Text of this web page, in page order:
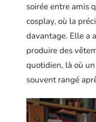
soirée entre amis
cosplay, où la
davantage. Elle a
produire des
quotidien, là où
souvent rangé